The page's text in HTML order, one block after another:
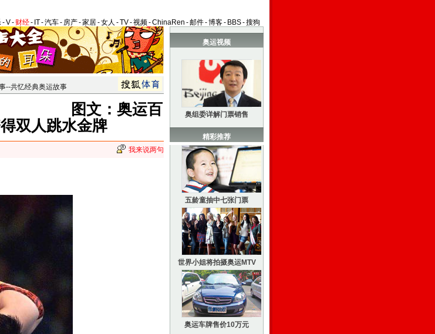
-V- 财经- IT-汽车- 房产-家居-女人 -TV-视频-ChinaRen -邮件-博客- BBS-搜狗
--共忆经典奥运故事
图文：奥运百
双人跳水金牌
我来说两句
奥运视频
奥组委详解门票销售
精彩推荐
五龄童抽中七张门票
世界小姐将拍摄奥运MTV
奥运车牌售价10万元